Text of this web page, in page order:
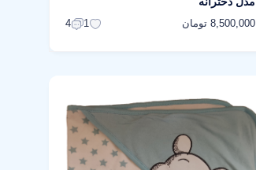
8,500,000 تومان 1
4